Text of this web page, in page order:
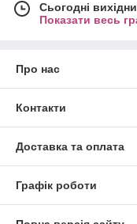
Сьогодні
Показати весь
Про нас
Контакти
Доставка та оплата
Графік роботи